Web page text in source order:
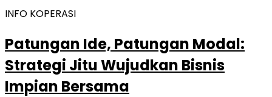
INFO KOPERASI
Patungan Ide, Patungan Modal:
Strategi Jitu Wujudkan Bisnis
Impian Bersama